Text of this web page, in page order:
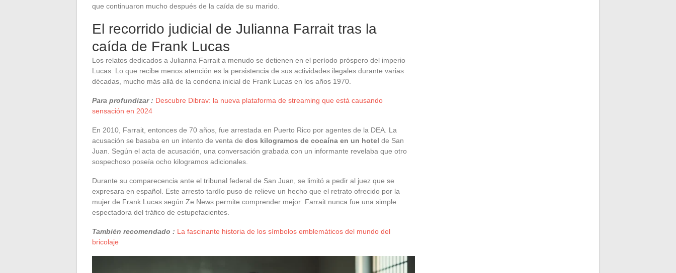
que continuaron mucho después de la caída de su marido.
El recorrido judicial de Julianna Farrait tras la
caída de Frank Lucas
Los relatos dedicados a Julianna Farrait a menudo se detienen en el período próspero del imperio
Lucas. Lo que recibe menos atención es la persistencia de sus actividades ilegales durante varias
décadas, mucho más allá de la condena inicial de Frank Lucas en los años 1970.
Para profundizar : Descubre Dibrav: la nueva plataforma de streaming que está causando
sensación en 2024
En 2010, Farrait, entonces de 70 años, fue arrestada en Puerto Rico por agentes de la DEA. La
acusación se basaba en un intento de venta de dos kilogramos de cocaína en un hotel de San
Juan. Según el acta de acusación, una conversación grabada con un informante revelaba que otro
sospechoso poseía ocho kilogramos adicionales.
Durante su comparecencia ante el tribunal federal de San Juan, se limitó a pedir al juez que se
expresara en español. Este arresto tardío puso de relieve un hecho que el retrato ofrecido por la
mujer de Frank Lucas según Ze News permite comprender mejor: Farrait nunca fue una simple
espectadora del tráfico de estupefacientes.
También recomendado : La fascinante historia de los símbolos emblemáticos del mundo del
bricolaje